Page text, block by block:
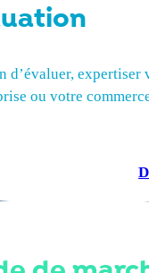
d’évaluer, expertiser
ou votre